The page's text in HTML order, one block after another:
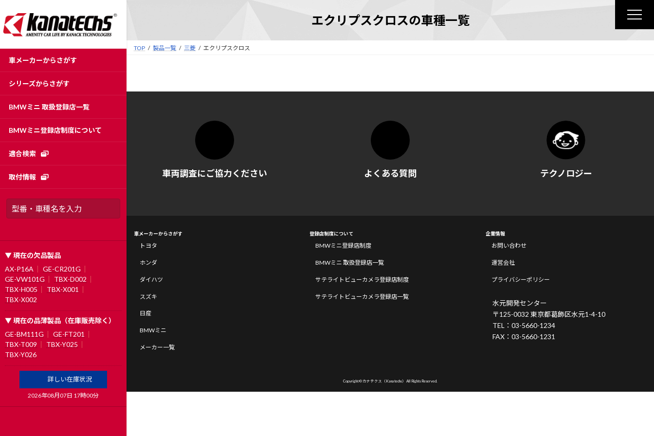
ン
テ
ビ
ゲ
車メーカーからさがす
シリーズからさがす
BMWミニ 取扱登録店一覧
BMWミニ登録店制度について
適合検索
取付情報
▼ 現在の欠品製品
AX-P16A
GE-CR201G
GE-VW101G
TBX-D002
TBX-H005
TBX-X001
TBX-X002
▼ 現在の品薄製品（在庫販売除く）
GE-BM111G
GE-FT201
TBX-T009
TBX-Y025
TBX-Y026
詳しい在庫状況
2026年08月07日 17時00分
エクリプスクロスの車種一覧
TOP 製品一覧 三菱 エクリプスクロス
車両調査にご協力ください よくある質問 テクノロジー
車メーカーからさがす
トヨタ
ホンダ
ダイハツ
スズキ
日産
BMWミニ
メーカー一覧
登録店制度について
BMWミニ登録店制度
BMWミニ 取扱登録店一覧
サテライトビューカメラ登録店制度
サテライトビューカメラ登録店一覧
企業情報
お問い合わせ
運営会社
プライバシーポリシー
水元開発センター
〒125-0032 東京都葛飾区水元1-4-10
TEL：03-5660-1234
FAX：03-5660-1231
Copyright © カナテクス（Kanatechs） All Rights Reserved.